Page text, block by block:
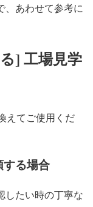
、あわせて参考に
] 工場見学
えてご使用くだ
する場合
したい時の丁寧な